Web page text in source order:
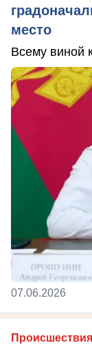
место
Всему виной
07.06.2026
Происшествия